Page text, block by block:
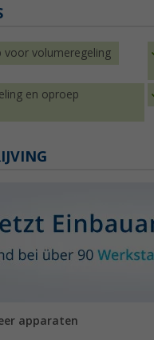
voor volumeregeling
en oproep
apparaten